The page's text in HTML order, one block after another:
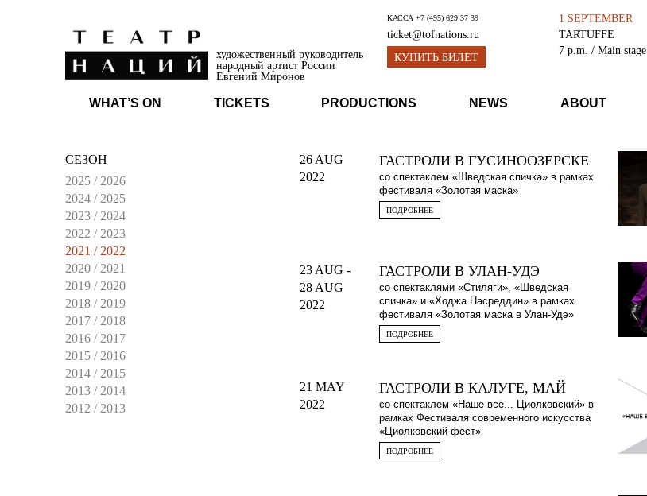
художественный руководитель
народный артист России
Евгений Миронов
КАССА +7 (495) 629 37 39
ticket@tofnations.ru
КУПИТЬ БИЛЕТ
1 SEPTEMBER
TARTUFFE
7 p.m. / Main stage
WHAT’S ON TICKETS PRODUCTIONS NEWS ABOUT
СЕЗОН
2025 / 2026
2024 / 2025
2023 / 2024
2022 / 2023
2021 / 2022
2020 / 2021
2019 / 2020
2018 / 2019
2017 / 2018
2016 / 2017
2015 / 2016
2014 / 2015
2013 / 2014
2012 / 2013
26 AUG
2022
ГАСТРОЛИ В ГУСИНООЗЕРСКЕ
со спектаклем «Шведская спичка» в рамках
фестиваля «Золотая маска»
ПОДРОБНЕЕ
23 AUG -
28 AUG
2022
ГАСТРОЛИ В УЛАН-УДЭ
со спектаклями «Стиляги», «Шведская
спичка» и «Ходжа Насреддин» в рамках
фестиваля «Золотая маска в Улан-Удэ»
ПОДРОБНЕЕ
21 MAY
2022
ГАСТРОЛИ В КАЛУГЕ, МАЙ
со спектаклем «Наше всё... Циолковский» в
рамках Фестиваля современного искусства
«Циолковский фест»
ПОДРОБНЕЕ